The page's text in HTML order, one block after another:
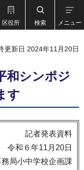
区役所 検索 メニュー
更新日 2024年11月20日
和シンポジ
す
記者発表資料
令和６年11月20日
局小中学校企画課